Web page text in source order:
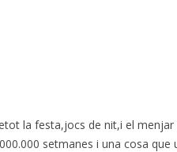
la festa,jocs de nit,i el
setmanes i una cosa que